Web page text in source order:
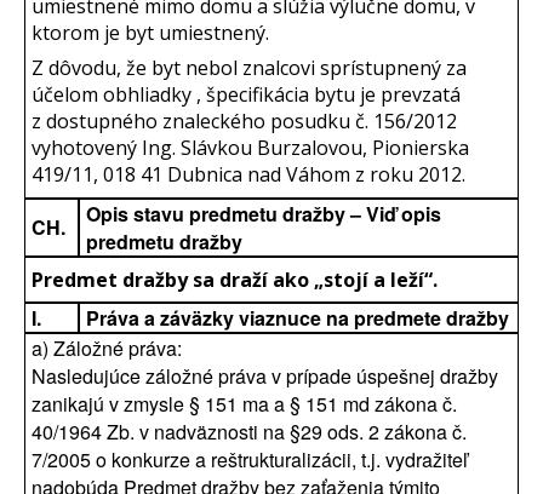
umiestnené mimo domu a slúžia výlučne domu, v
ktorom je byt umiestnený.
Z dôvodu, že byt nebol znalcovi sprístupnený za
účelom obhliadky , špecifikácia bytu je prevzatá
z dostupného znaleckého posudku č. 156/2012
vyhotovený Ing. Slávkou Burzalovou, Pionierska
419/11, 018 41 Dubnica nad Váhom z roku 2012.
CH.
Opis stavu predmetu dražby – Viď opis
predmetu dražby
Predmet dražby sa draží ako „stojí a leží“.
I.
Práva a záväzky viaznuce na predmete dražby
a) Záložné práva:
Nasledujúce záložné práva v prípade úspešnej dražby
zanikajú v zmysle § 151 ma a § 151 md zákona č.
40/1964 Zb. v nadväznosti na §29 ods. 2 zákona č.
7/2005 o konkurze a reštrukturalizácii, t.j. vydražiteľ
nadobúda Predmet dražby bez zaťaženia týmito